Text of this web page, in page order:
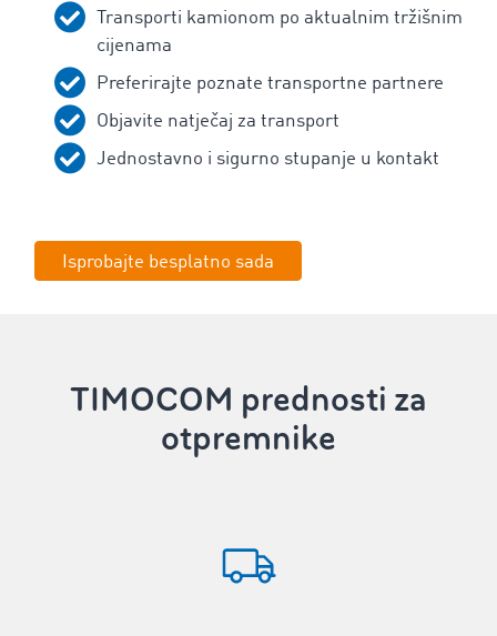
Transporti kamionom po aktualnim tržišnim
cijenama
Preferirajte poznate transportne partnere
Objavite natječaj za transport
Jednostavno i sigurno stupanje u kontakt
Isprobajte besplatno sada
TIMOCOM prednosti za
otpremnike